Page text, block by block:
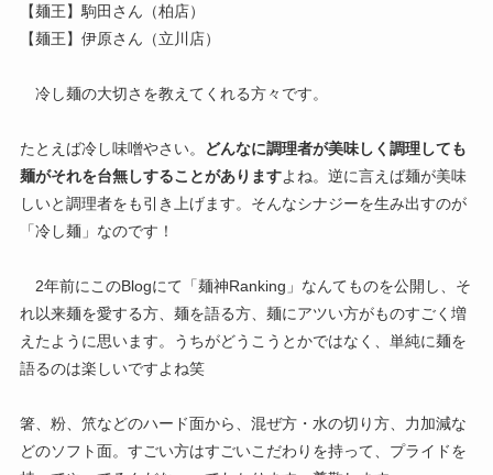
【麺王】駒田さん（柏店）
【麺王】伊原さん（立川店）
冷し麺の大切さを教えてくれる方々です。
たとえば冷し味噌やさい。
どんなに調理者が美味しく調理しても
麺がそれを台無しすることがありますよね。逆に言えば麺が美味
しいと調理者をも引き上げます。そんなシナジーを生み出すのが
「冷し麺」なのです！
2年前にこのBlogにて「麺神Ranking」なんてものを公開し、そ
れ以来麺を愛する方、麺を語る方、麺にアツい方がものすごく増
えたように思います。うちがどうこうとかではなく、単純に麺を
語るのは楽しいですよね笑
箸、粉、笊などのハード面から、混ぜ方・水の切り方、力加減な
どのソフト面。すごい方はすごいこだわりを持って、プライドを